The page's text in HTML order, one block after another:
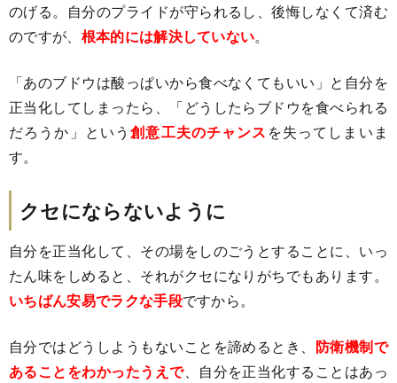
のげる。自分のプライドが守られるし、後悔しなくて済む
のですが、 根本的には解決していない。
「あのブドウは酸っぱいから食べなくてもいい」と自分を
正当化してしまったら、「どうしたらブドウを食べられる
だろうか」という創意工夫のチャンス を失ってしまいま
す。
クセにならないように
自分を正当化して、その場をしのごうとすることに、いっ
たん味をしめると、それがクセになりがちでもあります。
いちばん安易でラクな手段ですから。
自分ではどうしようもないことを諦めるとき、 防衛機制で
あることをわかったうえで、自分を正当化することはあっ